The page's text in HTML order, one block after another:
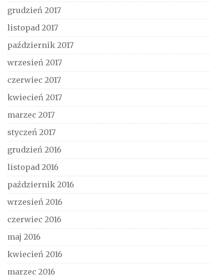
grudzień 2017
listopad 2017
październik 2017
wrzesień 2017
czerwiec 2017
kwiecień 2017
marzec 2017
styczeń 2017
grudzień 2016
listopad 2016
październik 2016
wrzesień 2016
czerwiec 2016
maj 2016
kwiecień 2016
marzec 2016